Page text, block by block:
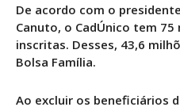
De acordo com o
Canuto, o CadÚnico tem
inscritas. Desses, 43,6
Bolsa Família.
Ao excluir os beneficiários